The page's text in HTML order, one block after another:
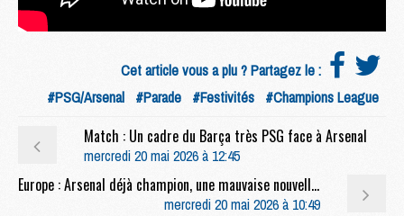
Cet article vous a plu ? Partagez le :
#PSG/Arsenal #Parade #Festivités #Champions League
Match : Un cadre du Barça très PSG face à Arsenal
mercredi 20 mai 2026 à 12:45
Europe : Arsenal déjà champion, une mauvaise nouvelle pour le PSG ?
mercredi 20 mai 2026 à 10:49